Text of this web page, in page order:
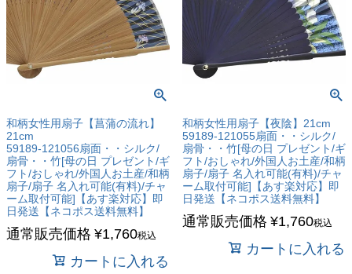
和柄女性用扇子【菖蒲の流れ】
21cm
59189-121056扇面・・シルク/
扇骨・・竹[母の日 プレゼント/ギ
フト/おしゃれ/外国人お土産/和柄
扇子/扇子 名入れ可能(有料)/チャ
ーム取付可能]【あす楽対応】即
日発送【ネコポス送料無料】
通常販売価格 ¥1,760税込
カートに入れる
和柄女性用扇子【夜陰】21cm
59189-121055扇面・・シルク/
扇骨・・竹[母の日 プレゼント/ギ
フト/おしゃれ/外国人お土産/和柄
扇子/扇子 名入れ可能(有料)/チャ
ーム取付可能]【あす楽対応】即
日発送【ネコポス送料無料】
通常販売価格 ¥1,760税込
カートに入れる